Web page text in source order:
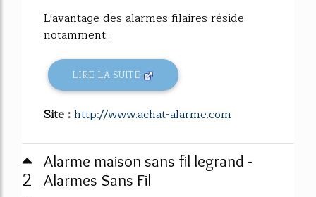
L'avantage des alarmes filaires réside
notamment...
LIRE LA SUITE
Site :http://www.achat-alarme.com
2
Alarme maison sans fil legrand -
Alarmes Sans Fil